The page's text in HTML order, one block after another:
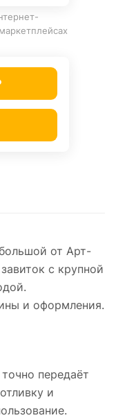
от Арт-
с крупной
и оформления.
передаёт
и